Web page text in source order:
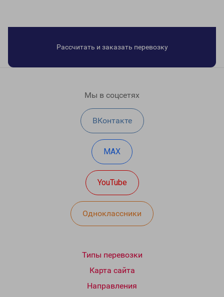
Рассчитать и заказать перевозку
Мы в соцсетях
ВКонтакте
MAX
YouTube
Одноклассники
Типы перевозки
Карта сайта
Направления